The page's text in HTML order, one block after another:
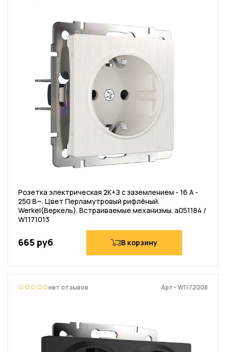
Розетка электрическая 2К+З с заземлением - 16 А -
250 В~. Цвет Перламутровый рифлёный.
Werkel(Веркель). Встраиваемые механизмы. a051184 /
W1171013
665 руб В корзину
нет отзывов Арт– W1172008